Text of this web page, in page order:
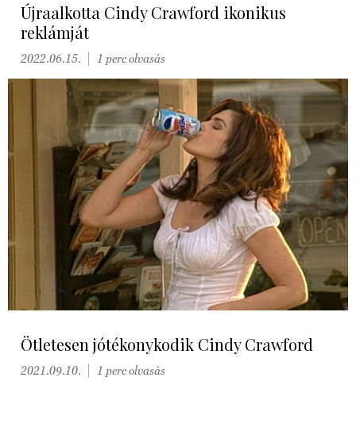
Újraalkotta Cindy Crawford ikonikus
reklámját
2022.06.15. 1 perc olvasás
Ötletesen jótékonykodik Cindy Crawford
2021.09.10. 1 perc olvasás